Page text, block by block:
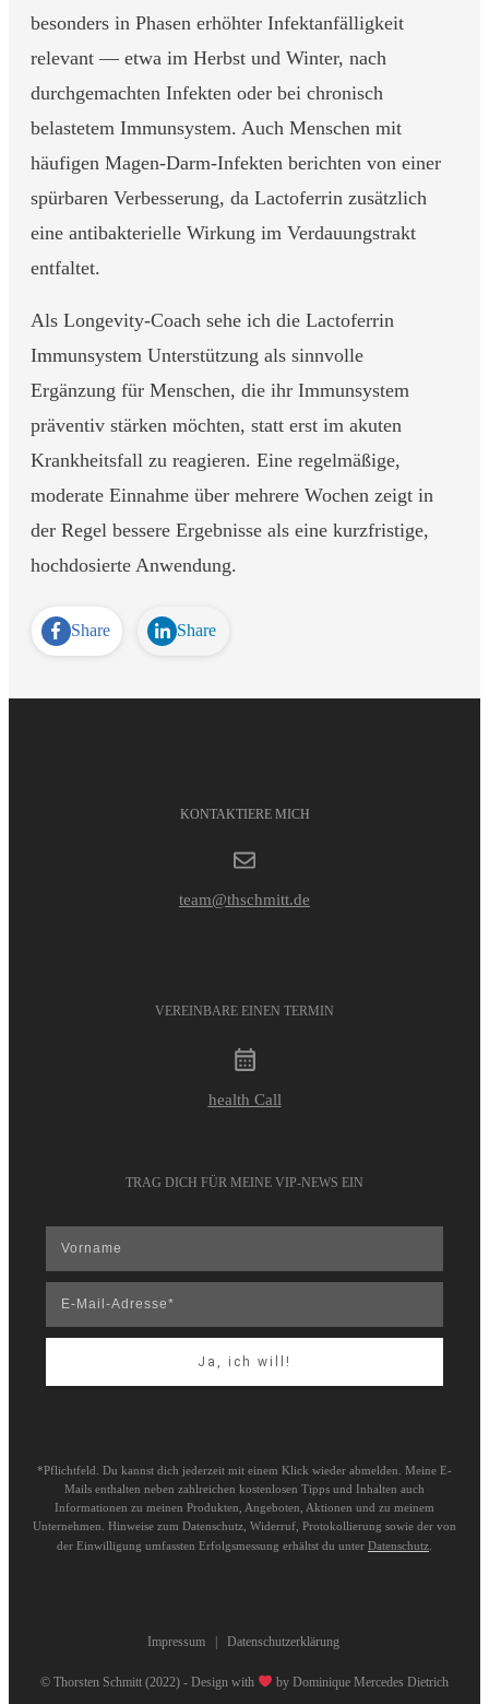
besonders in Phasen erhöhter Infektanfälligkeit
relevant — etwa im Herbst und Winter, nach
durchgemachten Infekten oder bei chronisch
belastetem Immunsystem. Auch Menschen mit
häufigen Magen-Darm-Infekten berichten von einer
spürbaren Verbesserung, da Lactoferrin zusätzlich
eine antibakterielle Wirkung im Verdauungstrakt
entfaltet.
Als Longevity-Coach sehe ich die Lactoferrin
Immunsystem Unterstützung als sinnvolle
Ergänzung für Menschen, die ihr Immunsystem
präventiv stärken möchten, statt erst im akuten
Krankheitsfall zu reagieren. Eine regelmäßige,
moderate Einnahme über mehrere Wochen zeigt in
der Regel bessere Ergebnisse als eine kurzfristige,
hochdosierte Anwendung.
Share Share
KONTAKTIERE MICH
team@thschmitt.de
VEREINBARE EINEN TERMIN
health Call
TRAG DICH FÜR MEINE VIP-NEWS EIN
Ja, ich will!
*Pflichtfeld. Du kannst dich jederzeit mit einem Klick wieder abmelden. Meine E-
Mails enthalten neben zahlreichen kostenlosen Tipps und Inhalten auch
Informationen zu meinen Produkten, Angeboten, Aktionen und zu meinem
Unternehmen. Hinweise zum Datenschutz, Widerruf, Protokollierung sowie der von
der Einwilligung umfassten Erfolgsmessung erhältst du unter Datenschutz
Impressum| Datenschutzerklärung
© Thorsten Schmitt (2022) - Design with by Dominique Mercedes Dietrich